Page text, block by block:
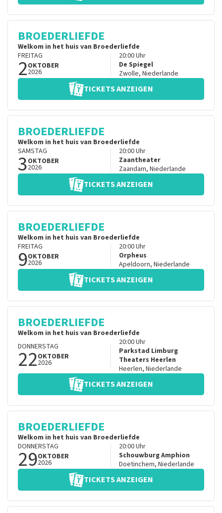
BROEDERLIEFDE
Welkom in het huis van Broederliefde
FREITAG
2OKTOBER
2026
20:00Uhr
De Spiegel
Zwolle, Niederlande
TICKETS ANZEIGEN
BROEDERLIEFDE
Welkom in het huis van Broederliefde
SAMSTAG
3OKTOBER
2026
20:00Uhr
Zaantheater
Zaandam, Niederlande
TICKETS ANZEIGEN
BROEDERLIEFDE
Welkom in het huis van Broederliefde
FREITAG
9OKTOBER
2026
20:00Uhr
Orpheus
Apeldoorn, Niederlande
TICKETS ANZEIGEN
BROEDERLIEFDE
Welkom in het huis van Broederliefde
DONNERSTAG
22OKTOBER
2026
20:00Uhr
Parkstad Limburg
Theaters Heerlen
Heerlen, Niederlande
TICKETS ANZEIGEN
BROEDERLIEFDE
Welkom in het huis van Broederliefde
DONNERSTAG
29OKTOBER
2026
20:00Uhr
Schouwburg Amphion
Doetinchem, Niederlande
TICKETS ANZEIGEN